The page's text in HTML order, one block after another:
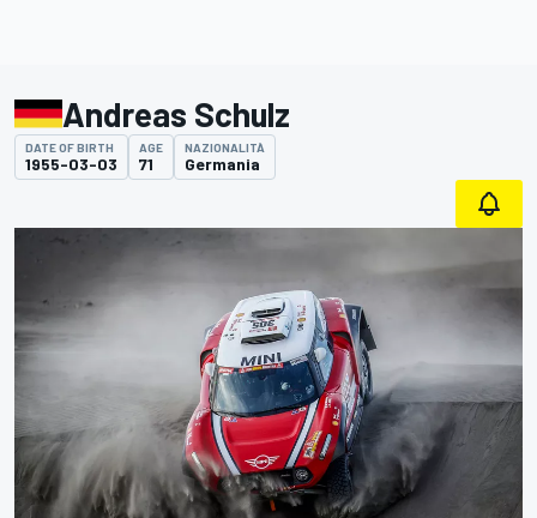
Andreas Schulz
DATE OF BIRTH
1955-03-03
AGE
71
NAZIONALITÀ
Germania